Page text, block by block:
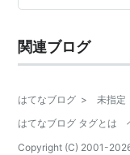
年頃（28歳）の
ほど入院…
関連ブログ
はてなブログ > 未指定
はてなブログ タグとは
Copyright (C) 2001-